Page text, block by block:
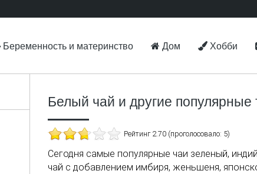
Беременность и материнство Дом Хобби
Белый чай и другие популярные
Рейтинг 2.70 (проголосовало: 5)
Сегодня самые популярные чаи зеленый,
чай с добавлением имбиря, женьшеня,